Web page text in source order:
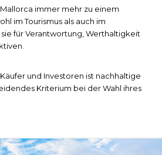
immer mehr zu einem
im Tourismus als auch im
für Verantwortung, Werthaltigkeit
und Investoren ist nachhaltige
Kriterium bei der Wahl ihres